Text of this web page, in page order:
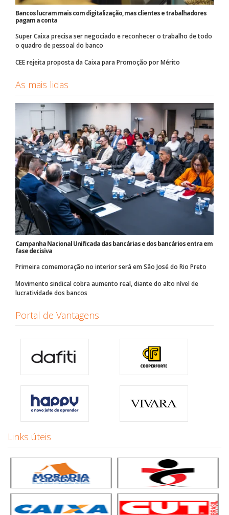
Bancos lucram mais com digitalização, mas clientes e trabalhadores
pagam a conta
Super Caixa precisa ser negociado e reconhecer o trabalho de todo
o quadro de pessoal do banco
CEE rejeita proposta da Caixa para Promoção por Mérito
As mais lidas
Campanha Nacional Unificada das bancárias e dos bancários entra em
fase decisiva
Primeira comemoração no interior será em São José do Rio Preto
Movimento sindical cobra aumento real, diante do alto nível de
lucratividade dos bancos
Portal de Vantagens
Links úteis